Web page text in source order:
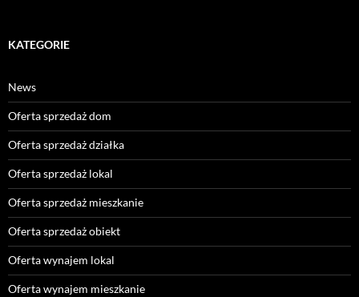
KATEGORIE
News
Oferta sprzedaż dom
Oferta sprzedaż działka
Oferta sprzedaż lokal
Oferta sprzedaż mieszkanie
Oferta sprzedaż obiekt
Oferta wynajem lokal
Oferta wynajem mieszkanie